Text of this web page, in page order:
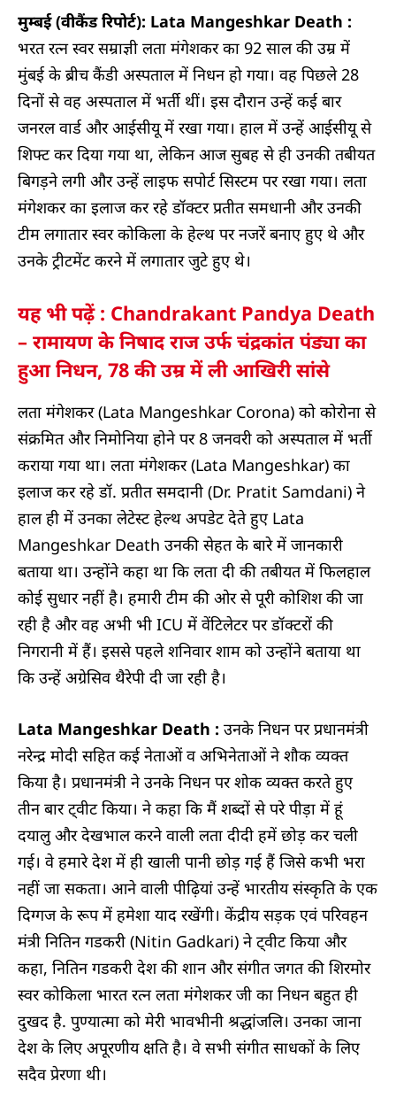
मुम्बई (वीकैंड रिपोर्ट): Lata Mangeshkar Death :
भरत रत्न स्वर सम्राज्ञी लता मंगेशकर का 92 साल की उम्र में
मुंबई के ब्रीच कैंडी अस्पताल में निधन हो गया। वह पिछले 28
दिनों से वह अस्पताल में भर्ती थीं। इस दौरान उन्हें कई बार
जनरल वार्ड और आईसीयू में रखा गया। हाल में उन्हें आईसीयू से
शिफ्ट कर दिया गया था, लेकिन आज सुबह से ही उनकी तबीयत
बिगड़ने लगी और उन्हें लाइफ सपोर्ट सिस्टम पर रखा गया। लता
मंगेशकर का इलाज कर रहे डॉक्टर प्रतीत समधानी और उनकी
टीम लगातार स्वर कोकिला के हेल्थ पर नजरें बनाए हुए थे और
उनके ट्रीटमेंट करने में लगातार जुटे हुए थे।
यह भी पढ़ें : Chandrakant Pandya Death
– रामायण के निषाद राज उर्फ चंद्रकांत पंड्या का
हुआ निधन, 78 की उम्र में ली आखिरी सांसे
लता मंगेशकर (Lata Mangeshkar Corona) को कोरोना से
संक्रमित और निमोनिया होने पर 8 जनवरी को अस्पताल में भर्ती
कराया गया था। लता मंगेशकर (Lata Mangeshkar) का
इलाज कर रहे डॉ. प्रतीत समदानी (Dr. Pratit Samdani) ने
हाल ही में उनका लेटेस्ट हेल्थ अपडेट देते हुए Lata
Mangeshkar Death उनकी सेहत के बारे में जानकारी
बताया था। उन्होंने कहा था कि लता दी की तबीयत में फिलहाल
कोई सुधार नहीं है। हमारी टीम की ओर से पूरी कोशिश की जा
रही है और वह अभी भी ICU में वेंटिलेटर पर डॉक्टरों की
निगरानी में हैं। इससे पहले शनिवार शाम को उन्होंने बताया था
कि उन्हें अग्रेसिव थैरेपी दी जा रही है।
Lata Mangeshkar Death : उनके निधन पर प्रधानमंत्री
नरेन्द्र मोदी सहित कई नेताओं व अभिनेताओं ने शौक व्यक्त
किया है। प्रधानमंत्री ने उनके निधन पर शोक व्यक्त करते हुए
तीन बार ट्वीट किया। ने कहा कि मैं शब्दों से परे पीड़ा में हूं
दयालु और देखभाल करने वाली लता दीदी हमें छोड़ कर चली
गई। वे हमारे देश में ही खाली पानी छोड़ गई हैं जिसे कभी भरा
नहीं जा सकता। आने वाली पीढ़ियां उन्हें भारतीय संस्कृति के एक
दिग्गज के रूप में हमेशा याद रखेंगी। केंद्रीय सड़क एवं परिवहन
मंत्री नितिन गडकरी (Nitin Gadkari) ने ट्वीट किया और
कहा, नितिन गडकरी देश की शान और संगीत जगत की शिरमोर
स्वर कोकिला भारत रत्न लता मंगेशकर जी का निधन बहुत ही
दुखद है. पुण्यात्मा को मेरी भावभीनी श्रद्धांजलि। उनका जाना
देश के लिए अपूरणीय क्षति है। वे सभी संगीत साधकों के लिए
सदैव प्रेरणा थी।